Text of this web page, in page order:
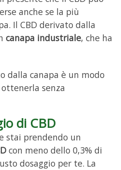
anche se la più
Il CBD derivato dalla
canapa industriale, che ha
dalla canapa è un modo
senza
di CBD
stai prendendo un
con meno dello 0,3% di
dosaggio per te. La